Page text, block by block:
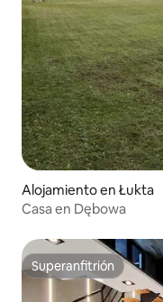
Alojamiento en Łukta
Casa en Dębowa
Superanfitrión
Superanfitrión